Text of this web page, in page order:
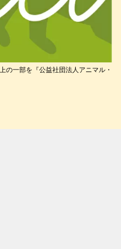
の一部を『公益社団法人アニマル・